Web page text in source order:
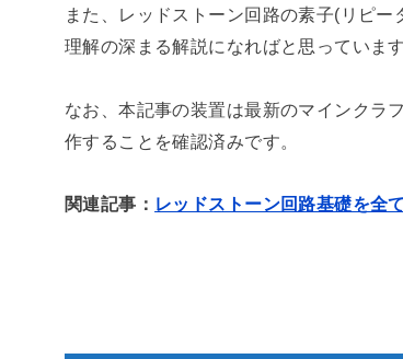
また、レッドストーン回路の素子(リピ
理解の深まる解説になればと思っています
なお、本記事の装置は最新のマインクラ
作することを確認済みです。
関連記事： レッドストーン回路基礎を全